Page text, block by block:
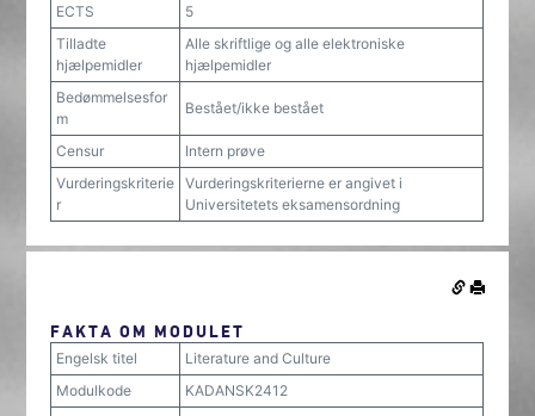
ECTS
5
Tilladte
hjælpemidler
Alle skriftlige og alle elektroniske
hjælpemidler
Bedømmelsesfor
m
Bestået/ikke bestået
Censur
Intern prøve
Vurderingskriterie
r
Vurderingskriterierne er angivet i
Universitetets eksamensordning
FAKTA OM MODULET
Engelsk titel
Literature and Culture
Modulkode
KADANSK2412